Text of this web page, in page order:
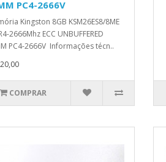
PC4-2666V
Kingston 8GB KSM26ES8/8ME
2666Mhz ECC UNBUFFERED
PC4-2666V Informações técn..
COMPRAR